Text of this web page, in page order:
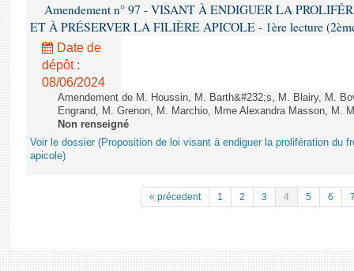
Amendement n° 97 - VISANT À ENDIGUER LA
ET À PRÉSERVER LA FILIÈRE APICOLE - 1ère lecture
Date de
dépôt :
08/06/2024
Amendement de M. Houssin, M. Barth&#232;s, M. Blairy, M.
Engrand, M. Grenon, M. Marchio, Mme Alexandra Masson, M.
Non renseigné
Voir le dossier (Proposition de loi visant à endiguer la prolifération du
apicole)
« précedent 1 2 3 4 5 6